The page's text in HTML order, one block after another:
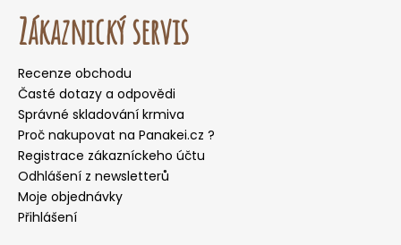
Zákaznický servis
Recenze obchodu
Časté dotazy a odpovědi
Správné skladování krmiva
Proč nakupovat na Panakei.cz ?
Registrace zákazníckeho účtu
Odhlášení z newsletterů
Moje objednávky
Přihlášení